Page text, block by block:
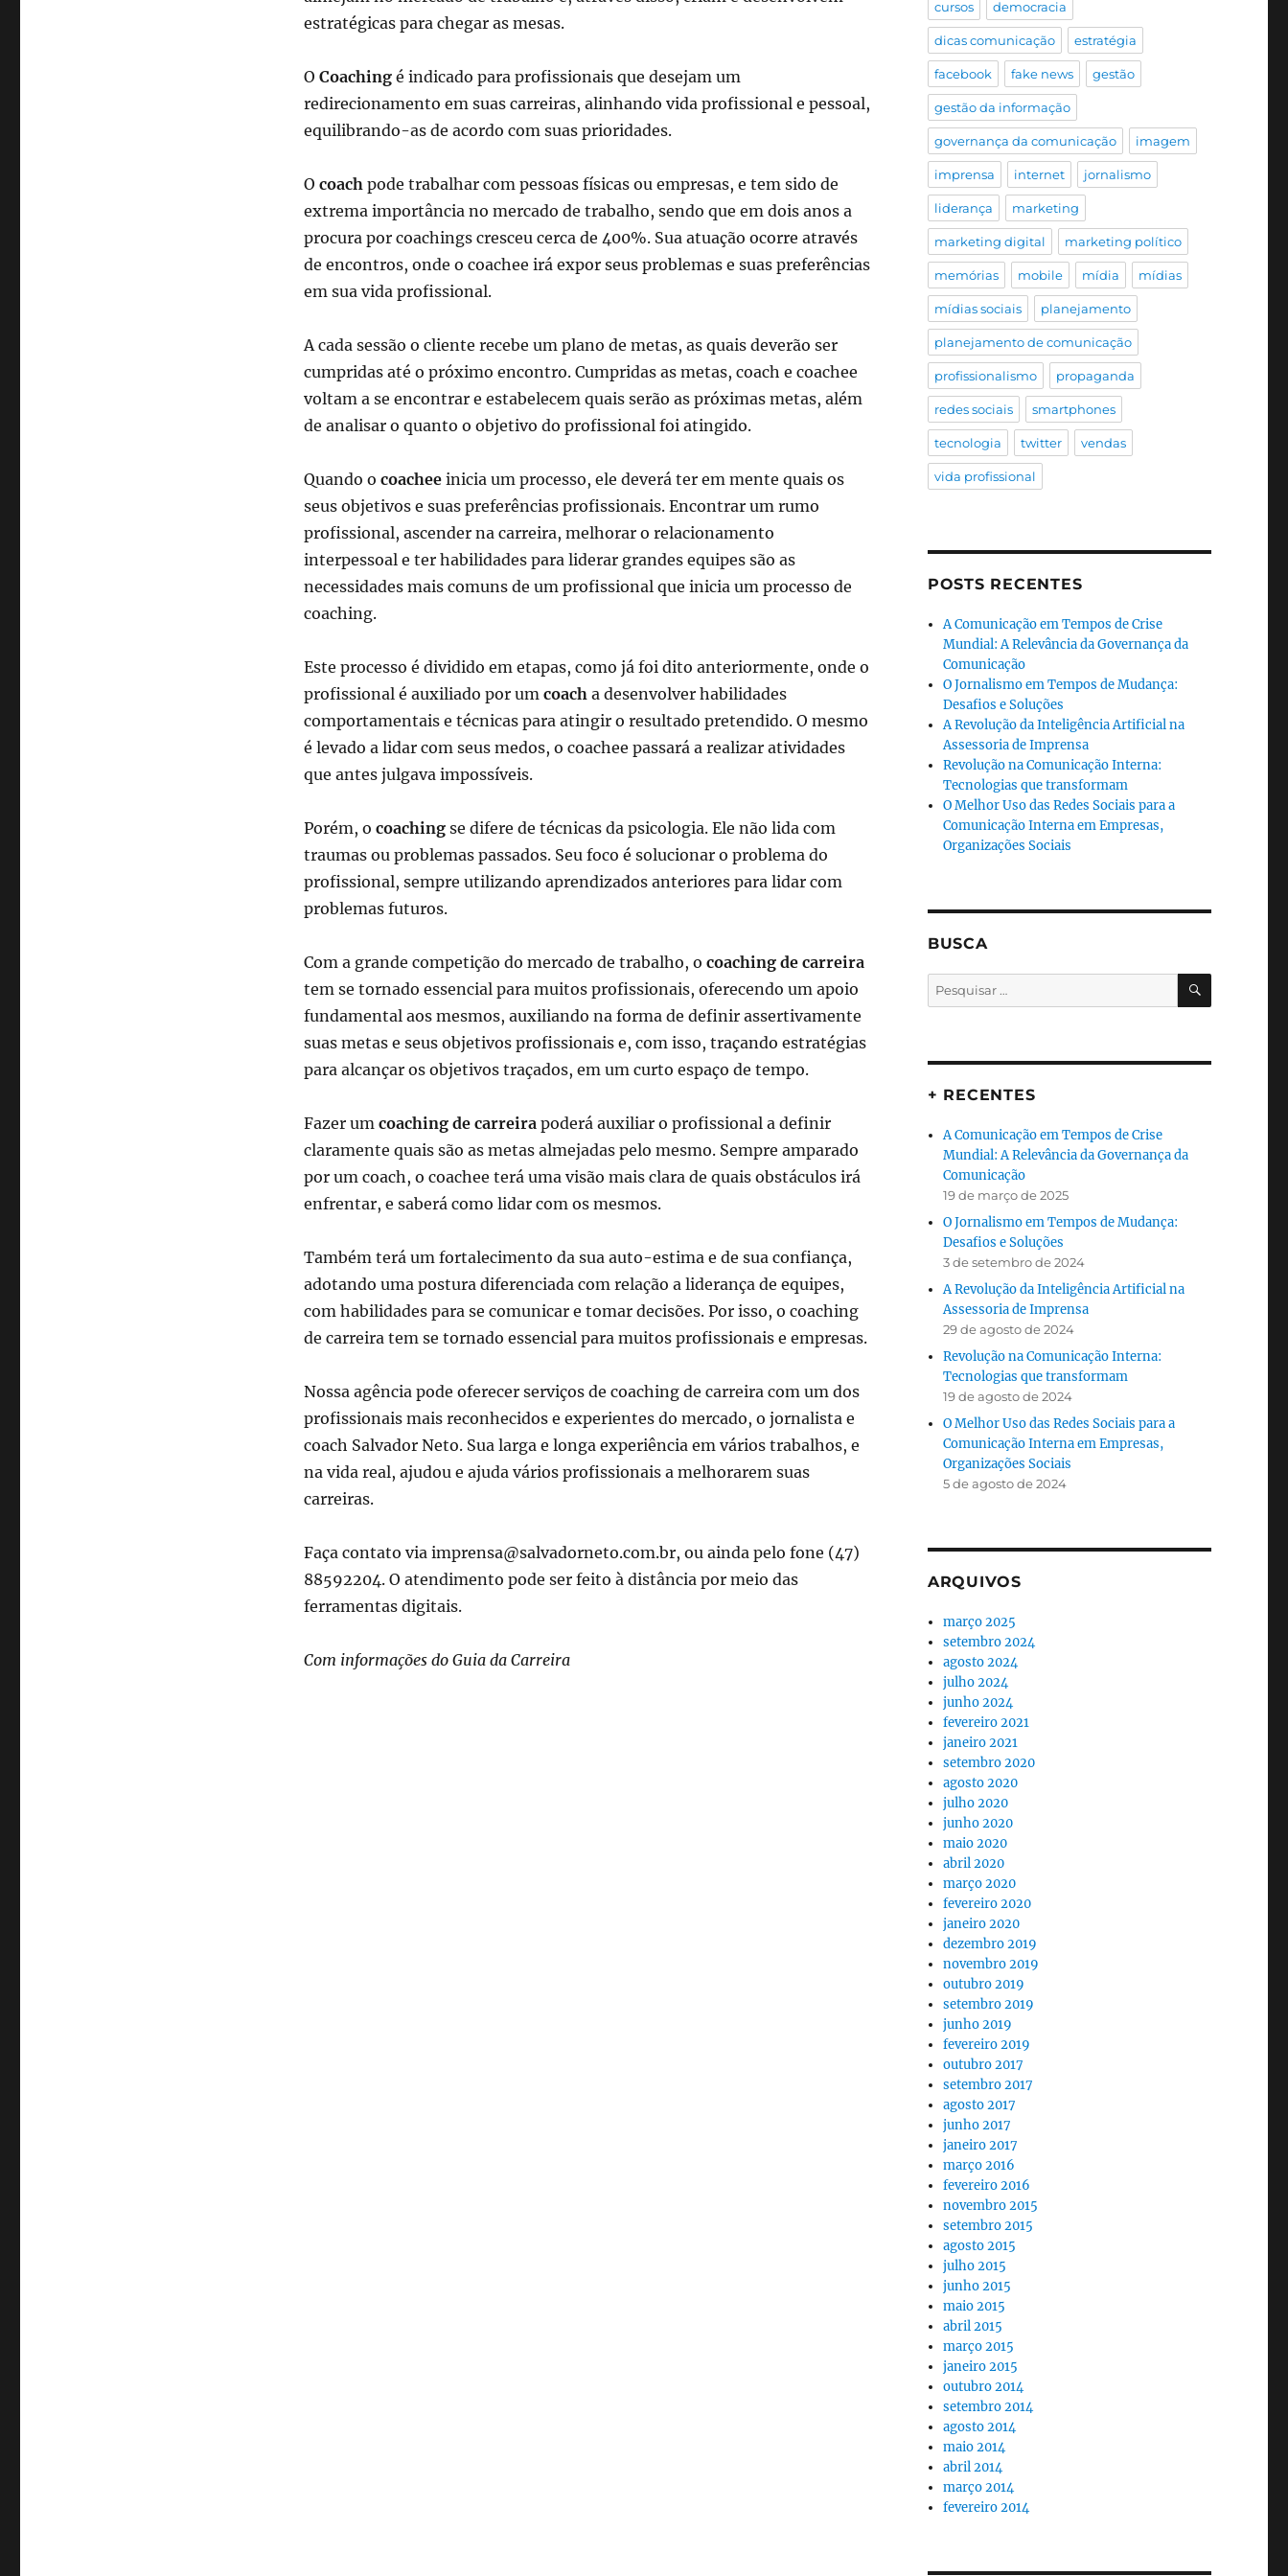
estratégicas para chegar as mesas.
O Coachingé indicado para profissionais que desejam um
redirecionamento em suas carreiras, alinhando vida profissional e pessoal,
equilibrando-as de acordo com suas prioridades.
O coachpode trabalhar com pessoas físicas ou empresas, e tem sido de
extrema importância no mercado de trabalho, sendo que em dois anos a
procura por coachings cresceu cerca de 400%. Sua atuação ocorre através
de encontros, onde o coachee irá expor seus problemas e suas preferências
em sua vida profissional.
A cada sessão o cliente recebe um plano de metas, as quais deverão ser
cumpridas até o próximo encontro. Cumpridas as metas, coach e coachee
voltam a se encontrar e estabelecem quais serão as próximas metas, além
de analisar o quanto o objetivo do profissional foi atingido.
Quando o coacheeinicia um processo, ele deverá ter em mente quais os
seus objetivos e suas preferências profissionais. Encontrar um rumo
profissional, ascender na carreira, melhorar o relacionamento
interpessoal e ter habilidades para liderar grandes equipes são as
necessidades mais comuns de um profissional que inicia um processo de
coaching.
Este processo é dividido em etapas, como já foi dito anteriormente, onde o
profissional é auxiliado por um coacha desenvolver habilidades
comportamentais e técnicas para atingir o resultado pretendido. O mesmo
é levado a lidar com seus medos, o coachee passará a realizar atividades
que antes julgava impossíveis.
Porém, o coachingse difere de técnicas da psicologia. Ele não lida com
traumas ou problemas passados. Seu foco é solucionar o problema do
profissional, sempre utilizando aprendizados anteriores para lidar com
problemas futuros.
Com a grande competição do mercado de trabalho, o coaching de carreira
tem se tornado essencial para muitos profissionais, oferecendo um apoio
fundamental aos mesmos, auxiliando na forma de definir assertivamente
suas metas e seus objetivos profissionais e, com isso, traçando estratégias
para alcançar os objetivos traçados, em um curto espaço de tempo.
Fazer um coaching de carreirapoderá auxiliar o profissional a definir
claramente quais são as metas almejadas pelo mesmo. Sempre amparado
por um coach, o coachee terá uma visão mais clara de quais obstáculos irá
enfrentar, e saberá como lidar com os mesmos.
Também terá um fortalecimento da sua auto-estima e de sua confiança,
adotando uma postura diferenciada com relação a liderança de equipes,
com habilidades para se comunicar e tomar decisões. Por isso, o coaching
de carreira tem se tornado essencial para muitos profissionais e empresas.
Nossa agência pode oferecer serviços de coaching de carreira com um dos
profissionais mais reconhecidos e experientes do mercado, o jornalista e
coach Salvador Neto. Sua larga e longa experiência em vários trabalhos, e
na vida real, ajudou e ajuda vários profissionais a melhorarem suas
carreiras.
Faça contato via imprensa@salvadorneto.com.br, ou ainda pelo fone (47)
88592204. O atendimento pode ser feito à distância por meio das
ferramentas digitais.
Com informações do Guia da Carreira
cursos democracia
dicas comunicação estratégia
facebook fake news gestão
gestão da informação
governança da comunicação imagem
imprensa internet jornalismo
liderança marketing
marketing digital marketing político
memórias mobile mídia mídias
mídias sociais planejamento
planejamento de comunicação
profissionalismo propaganda
redes sociais smartphones
tecnologia twitter vendas
vida profissional
POSTS RECENTES
A Comunicação em Tempos de Crise
Mundial: A Relevância da Governança da
Comunicação
O Jornalismo em Tempos de Mudança:
Desafios e Soluções
A Revolução da Inteligência Artificial na
Assessoria de Imprensa
Revolução na Comunicação Interna:
Tecnologias que transformam
O Melhor Uso das Redes Sociais para a
Comunicação Interna em Empresas,
Organizações Sociais
BUSCA
Pesquisar
por:
+ RECENTES
A Comunicação em Tempos de Crise
Mundial: A Relevância da Governança da
Comunicação
19 de março de 2025
O Jornalismo em Tempos de Mudança:
Desafios e Soluções
3 de setembro de 2024
A Revolução da Inteligência Artificial na
Assessoria de Imprensa
29 de agosto de 2024
Revolução na Comunicação Interna:
Tecnologias que transformam
19 de agosto de 2024
O Melhor Uso das Redes Sociais para a
Comunicação Interna em Empresas,
Organizações Sociais
5 de agosto de 2024
ARQUIVOS
março 2025
setembro 2024
agosto 2024
julho 2024
junho 2024
fevereiro 2021
janeiro 2021
setembro 2020
agosto 2020
julho 2020
junho 2020
maio 2020
abril 2020
março 2020
fevereiro 2020
janeiro 2020
dezembro 2019
novembro 2019
outubro 2019
setembro 2019
junho 2019
fevereiro 2019
outubro 2017
setembro 2017
agosto 2017
junho 2017
janeiro 2017
março 2016
fevereiro 2016
novembro 2015
setembro 2015
agosto 2015
julho 2015
junho 2015
maio 2015
abril 2015
março 2015
janeiro 2015
outubro 2014
setembro 2014
agosto 2014
maio 2014
abril 2014
março 2014
fevereiro 2014